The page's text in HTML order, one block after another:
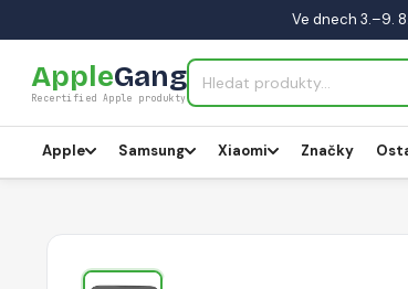
Ve dnech 3.–9.
AppleGang
Recertified Apple produkty
Apple Samsung Xiaomi Značky